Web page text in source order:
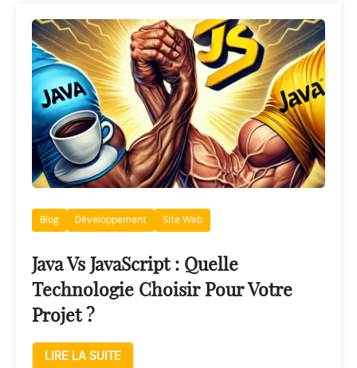
Blog Développement Site Web
Java Vs JavaScript : Quelle
Technologie Choisir Pour Votre
Projet ?
LIRE LA SUITE